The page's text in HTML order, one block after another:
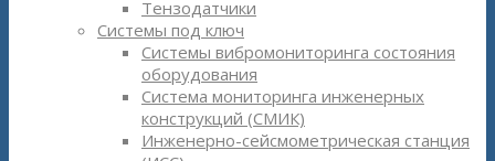
Тензодатчики
Системы под ключ
Системы вибромониторинга состояния
оборудования
Система мониторинга инженерных
конструкций (СМИК)
Инженерно-сейсмометрическая станция